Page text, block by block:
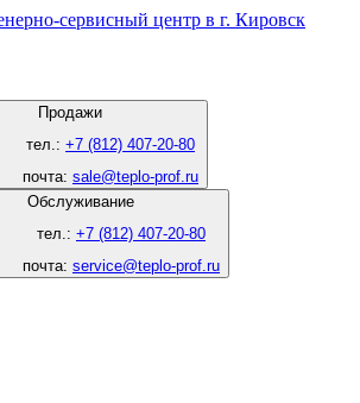
Продажи
тел.: +7 (812) 407-20-80
почта: sale@teplo-prof.ru
Обслуживание
тел.: +7 (812) 407-20-80
почта: service@teplo-prof.ru